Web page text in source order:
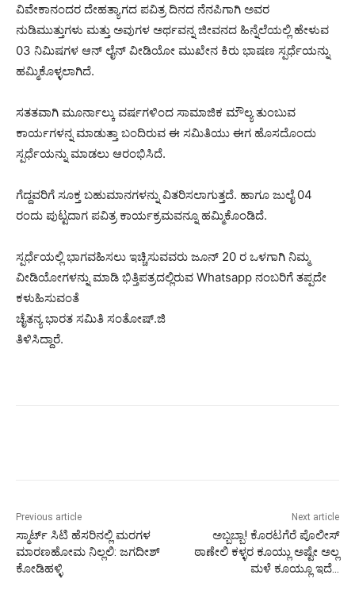
ವಿವೇಕಾನಂದರ ದೇಹತ್ಯಾಗದ ಪವಿತ್ರ ದಿನದ ನೆನಪಿಗಾಗಿ ಅವರ
ನುಡಿಮುತ್ತುಗಳು ಮತ್ತು ಅವುಗಳ ಅರ್ಥವನ್ನ ಜೀವನದ ಹಿನ್ನೆಲೆಯಲ್ಲಿ ಹೇಳುವ
03 ನಿಮಿಷಗಳ ಆನ್ ಲೈನ್ ವೀಡಿಯೋ ಮುಖೇನ ಕಿರು ಭಾಷಣ ಸ್ಪರ್ಧೆಯನ್ನು
ಹಮ್ಮಿಕೊಳ್ಳಲಾಗಿದೆ.
ಸತತವಾಗಿ ಮೂರ್ನಾಲ್ಕು ವರ್ಷಗಳಿಂದ ಸಾಮಾಜಿಕ ಮೌಲ್ಯ ತುಂಬುವ
ಕಾರ್ಯಗಳನ್ನ ಮಾಡುತ್ತಾ ಬಂದಿರುವ ಈ ಸಮಿತಿಯು ಈಗ ಹೊಸದೊಂದು
ಸ್ಪರ್ಧೆಯನ್ನು ಮಾಡಲು ಆರಂಭಿಸಿದೆ.
ಗೆದ್ದವರಿಗೆ ಸೂಕ್ತ ಬಹುಮಾನಗಳನ್ನು ವಿತರಿಸಲಾಗುತ್ತದೆ. ಹಾಗೂ ಜುಲೈ 04
ರಂದು ಪುಟ್ಟದಾಗ ಪವಿತ್ರ ಕಾರ್ಯಕ್ರಮವನ್ನೂ ಹಮ್ಮಿಕೊಂಡಿದೆ.
ಸ್ಪರ್ಧೆಯಲ್ಲಿ ಭಾಗವಹಿಸಲು ಇಚ್ಚಿಸುವವರು ಜೂನ್ 20 ರ ಒಳಗಾಗಿ ನಿಮ್ಮ
ವೀಡಿಯೋಗಳನ್ನು ಮಾಡಿ ಭಿತ್ತಿಪತ್ರದಲ್ಲಿರುವ Whatsapp ನಂಬರಿಗೆ ತಪ್ಪದೇ
ಕಳುಹಿಸುವಂತೆ
ಚೈತನ್ಯ ಭಾರತ ಸಮಿತಿ ಸಂತೋಷ್.ಜಿ‌
ತಿಳಿಸಿದ್ದಾರೆ.
Previous article
ಸ್ಮಾರ್ಟ್ ಸಿಟಿ ಹೆಸರಿನಲ್ಲಿ ಮರಗಳ
ಮಾರಣಹೋಮ ನಿಲ್ಲಲಿ: ಜಗದೀಶ್
ಕೋಡಿಹಳ್ಳಿ
Next article
ಅಬ್ಬಬ್ಬಾ! ಕೊರಟಗೆರೆ ಪೊಲೀಸ್
ಠಾಣೇಲಿ ಕಳ್ಳರ ಕೂಯ್ಲು ಅಷ್ಟೇ ಅಲ್ಲ
ಮಳೆ ಕೂಯ್ಲೂ ಇದೆ…